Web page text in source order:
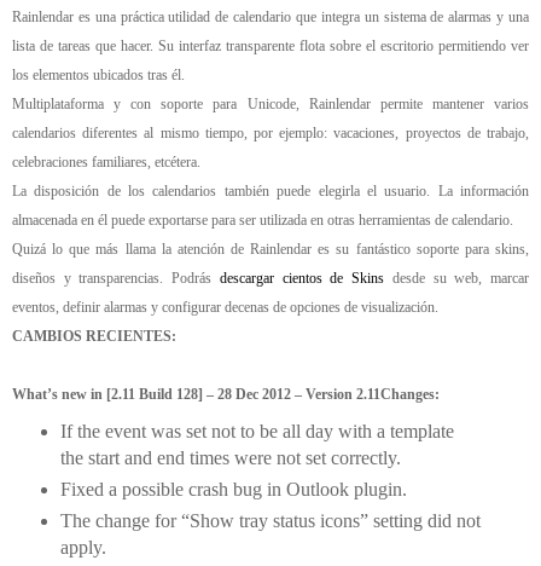
Rainlendar es una práctica utilidad de calendario que integra un sistema de alarmas y una
lista de tareas que hacer. Su interfaz transparente flota sobre el escritorio permitiendo ver
los elementos ubicados tras él.
Multiplataforma y con soporte para Unicode, Rainlendar permite mantener varios
calendarios diferentes al mismo tiempo, por ejemplo: vacaciones, proyectos de trabajo,
celebraciones familiares, etcétera.
La disposición de los calendarios también puede elegirla el usuario. La información
almacenada en él puede exportarse para ser utilizada en otras herramientas de calendario.
Quizá lo que más llama la atención de Rainlendar es su fantástico soporte para skins,
diseños y transparencias. Podrás descargar cientos de Skins desde su web, marcar
eventos, definir alarmas y configurar decenas de opciones de visualización.
CAMBIOS RECIENTES:
What’s new in [2.11 Build 128] – 28 Dec 2012 – Version 2.11Changes:
If the event was set not to be all day with a template
the start and end times were not set correctly.
Fixed a possible crash bug in Outlook plugin.
The change for “Show tray status icons” setting did not
apply.